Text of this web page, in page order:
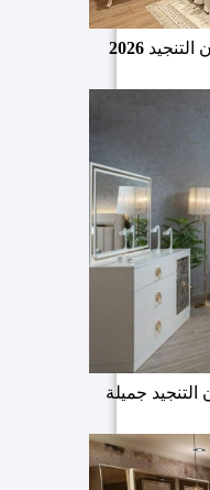
التنجيد2026
جميلة